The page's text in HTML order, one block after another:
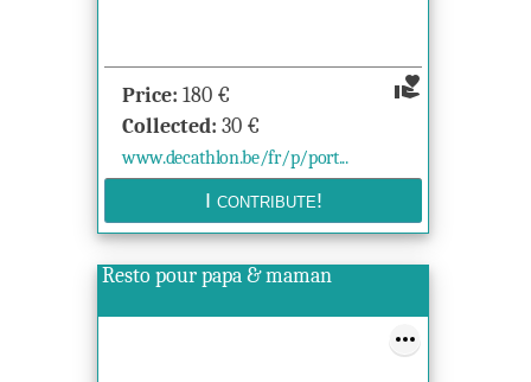
volunteer_activism
Price: 180 €
Collected: 30 €
www.decathlon.be/fr/p/port...
Resto pour papa & maman